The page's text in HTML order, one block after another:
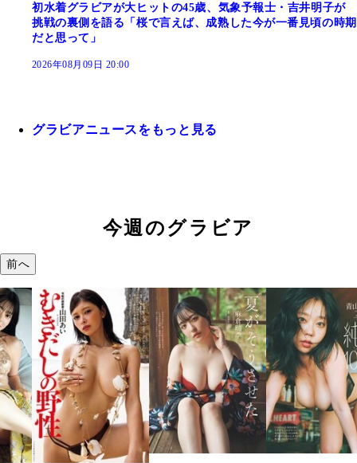
初水着グラビアが大ヒットの45歳、気象予報士・吉井明子が
挑戦の裏側を語る「桜で言えば、成熟した今が一番見頃の時期
だと思って」
2026年08月09日 20:00
グラビアニュースをもっと見る
今週のグラビア
前へ
溝端 葵『もう
つの、あおい
で。』
2026年08月09日